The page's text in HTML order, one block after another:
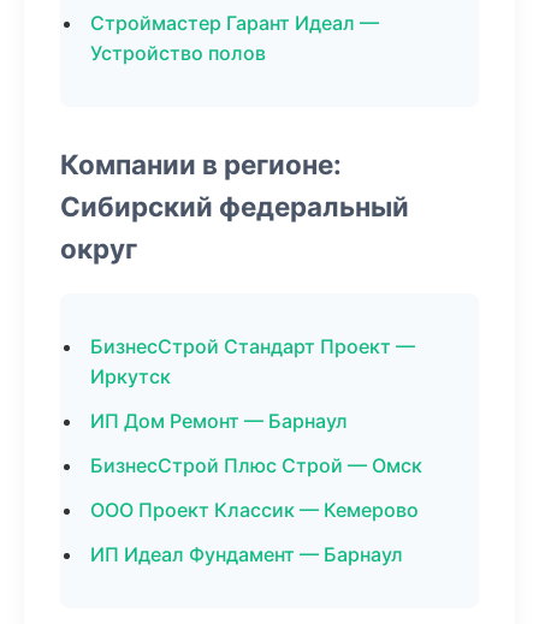
Строймастер Гарант Идеал —
Устройство полов
Компании в регионе:
Сибирский федеральный
округ
БизнесСтрой Стандарт Проект —
Иркутск
ИП Дом Ремонт — Барнаул
БизнесСтрой Плюс Строй — Омск
ООО Проект Классик — Кемерово
ИП Идеал Фундамент — Барнаул